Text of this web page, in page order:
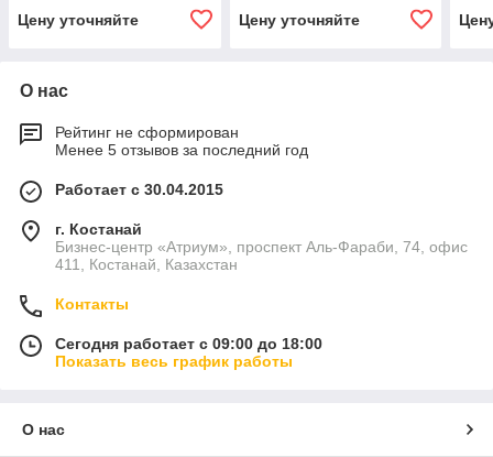
Цену уточняйте Цену уточняйте
О нас
Рейтинг не сформирован
Менее 5 отзывов за последний год
Работает с 30.04.2015
г. Костанай
Бизнес-центр «Атриум», проспект Аль-Фараби, 74, офис
411, Костанай, Казахстан
Контакты
Сегодня работает с 09:00 до 18:00
Показать весь график работы
О нас